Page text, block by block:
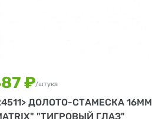
₽/штука
ДОЛОТО-СТАМЕСКА 16ММ
"ТИГРОВЫЙ ГЛАЗ"